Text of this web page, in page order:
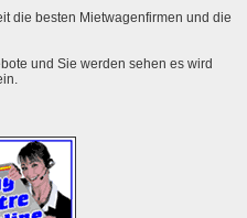
die besten Mietwagenfirmen und die
und Sie werden sehen es wird